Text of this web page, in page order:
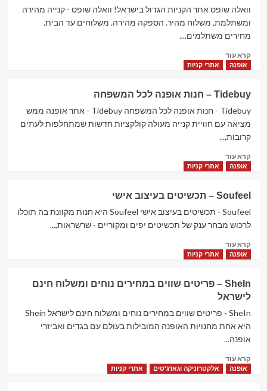
YOINS
–
מלאי
סטייל
ובמידות
גדולות
וואלה שופס אתר הקניות הגדול בישראל! וואלה שופס - קנייה מהירה
ומשתלמת, משלוח מהיר. הספקה מהירה. משלוחים עד הבית.
מחירים משתלמים....
קרא עודRead
more
שופס אתר
הקניות
הגדול
אופנה אתרי קניות
Tidebuy – חנות אופנה לכל המשפחה
Tidebuy - חנות אופנה לכל המשפחה Tidebuy - אתר אופנה ממש
מציאה עם חוויית קנייה מעולה קולקציות חדשות שמתחלפות לעתים
קרובות,...
קרא עודRead
more
–
חנות
אופנה
המשפחה
אופנה אתרי קניות
Soufeel – תכשיטים בעיצוב אישי
Soufeel - תכשיטים בעיצוב אישי Soufeel היא חנות מקוונת בה תוכלו
לרכוש מבחר ענק של תכשיטים יפים ומקוריים - שרשראות,...
קרא עודRead
more
–
תכשיטים
בעיצוב
אופנה אתרי קניות
SheIn – פריטים שווים במחירים נוחים ומשלוח חינם
לישראל
SheIn - פריטים שווים במחירים נוחים ומשלוח חינם לישראל Shein
היא אחת מחנויות האופנה המובילות בעולם עם בגדים ואביזרי
אופנה...
קרא עודRead
more
אופנה אלקטרוניקה וגאדג'טים אתרי קניות